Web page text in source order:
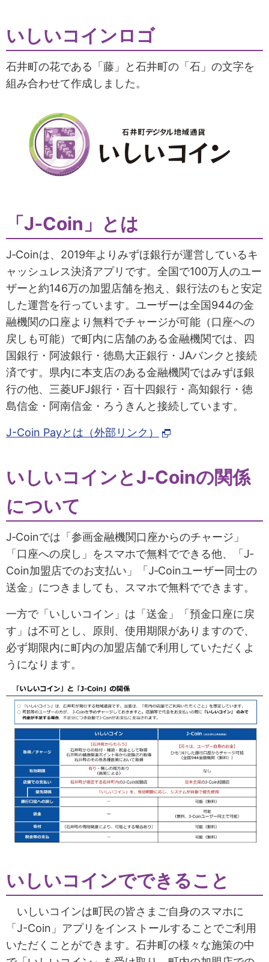
いしいコインロゴ
石井町の花である「藤」と石井町の「石」の文字を
組み合わせて作成しました。
「J‐Coin」とは
J‐Coinは、2019年よりみずほ銀行が運営しているキ
ャッシュレス決済アプリです。全国で100万人のユー
ザーと約146万の加盟店舗を抱え、銀行法のもと安定
した運営を行っています。ユーザーは全国944の金
融機関の口座より無料でチャージが可能（口座への
戻しも可能）で町内に店舗のある金融機関では、四
国銀行・阿波銀行・徳島大正銀行・JAバンクと接続
済です。県内に本支店のある金融機関ではみずほ銀
行の他、三菱UFJ銀行・百十四銀行・高知銀行・徳
島信金・阿南信金・ろうきんと接続しています。
J-Coin Payとは（外部リンク）
いしいコインとJ‐Coinの関係
について
J‐Coinでは「参画金融機関口座からのチャージ」
「口座への戻し」をスマホで無料でできる他、「J‐
Coin加盟店でのお支払い」「J‐Coinユーザー同士の
送金」につきましても、スマホで無料でできます。
一方で「いしいコイン」は「送金」「預金口座に戻
す」は不可とし、原則、使用期限がありますので、
必ず期限内に町内の加盟店舗で利用していただくよ
うになります。
いしいコインでできること
いしいコインは町民の皆さまご自身のスマホに
「J-Coin」アプリをインストールすることでご利用
いただくことができます。石井町の様々な施策の中